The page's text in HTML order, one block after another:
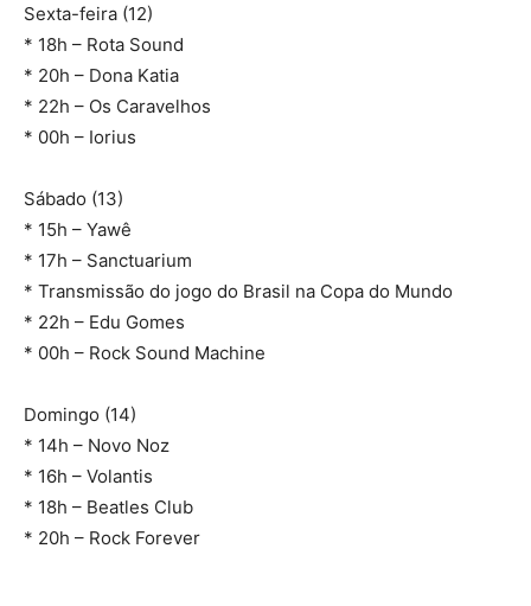
Sexta-feira (12)
* 18h – Rota Sound
* 20h – Dona Katia
* 22h – Os Caravelhos
* 00h – Iorius
Sábado (13)
* 15h – Yawê
* 17h – Sanctuarium
* Transmissão do jogo do Brasil na Copa do Mundo
* 22h – Edu Gomes
* 00h – Rock Sound Machine
Domingo (14)
* 14h – Novo Noz
* 16h – Volantis
* 18h – Beatles Club
* 20h – Rock Forever